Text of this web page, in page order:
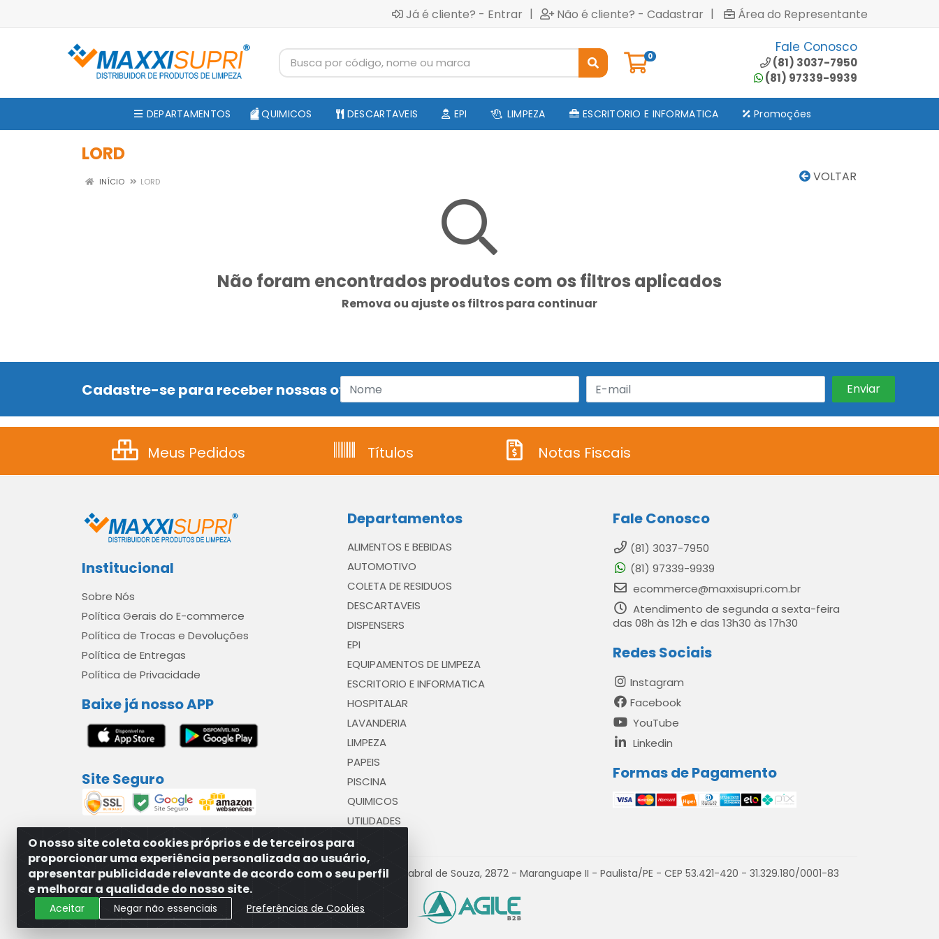
Já é cliente? - Entrar | Não é cliente? - Cadastrar | Área do Representante
0
Fale Conosco
(81) 3037-7950
(81) 97339-9939
DEPARTAMENTOS QUIMICOS DESCARTAVEIS EPI LIMPEZA ESCRITORIO E INFORMATICA Promoções
LORD
VOLTAR
INÍCIO LORD
Não foram encontrados produtos com os filtros aplicados
Remova ou ajuste os filtros para continuar
O nosso site coleta cookies próprios e de terceiros para
proporcionar uma experiência personalizada ao usuário,
apresentar publicidade relevante de acordo com o seu perfil
e melhorar a qualidade do nosso site.
Aceitar Negar não essenciais Preferências de Cookies
Cadastre-se para receber nossas ofertas!
Meus Pedidos Títulos Notas Fiscais
Institucional
Sobre Nós
Política Gerais do E-commerce
Política de Trocas e Devoluções
Política de Entregas
Política de Privacidade
Baixe já nosso APP
Site Seguro
Departamentos
ALIMENTOS E BEBIDAS
AUTOMOTIVO
COLETA DE RESIDUOS
DESCARTAVEIS
DISPENSERS
EPI
EQUIPAMENTOS DE LIMPEZA
ESCRITORIO E INFORMATICA
HOSPITALAR
LAVANDERIA
LIMPEZA
PAPEIS
PISCINA
QUIMICOS
UTILIDADES
Fale Conosco
(81) 3037-7950
(81) 97339-9939
ecommerce@maxxisupri.com.br
Atendimento de segunda a sexta-feira
das 08h às 12h e das 13h30 às 17h30
Redes Sociais
Instagram
Facebook
YouTube
Linkedin
Formas de Pagamento
MAXXISUPRI COMÉRCIO DE SANEANTES LTDA - Avenida Antônio Cabral de Souza, 2872 - Maranguape II - Paulista/PE - CEP 53.421-420 - 31.329.180/0001-83